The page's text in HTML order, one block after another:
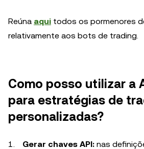
Reúna aqui todos os pormenores
relativamente aos bots de trading.
Como posso utilizar a
para estratégias de
personalizadas?
Gerar chaves API: nas